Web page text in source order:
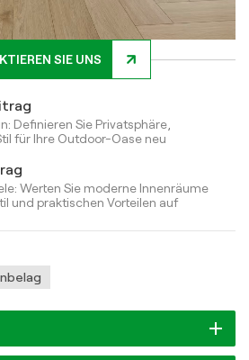
SIE UNS
Definieren Sie Privatsphäre,
für Ihre Outdoor-Oase neu
Werten Sie moderne Innenräume
und praktischen Vorteilen auf